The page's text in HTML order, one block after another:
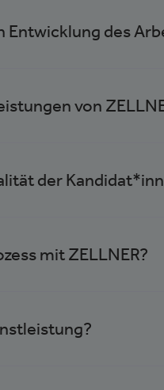
Entwicklung des
von
der
mit ZELLNER?